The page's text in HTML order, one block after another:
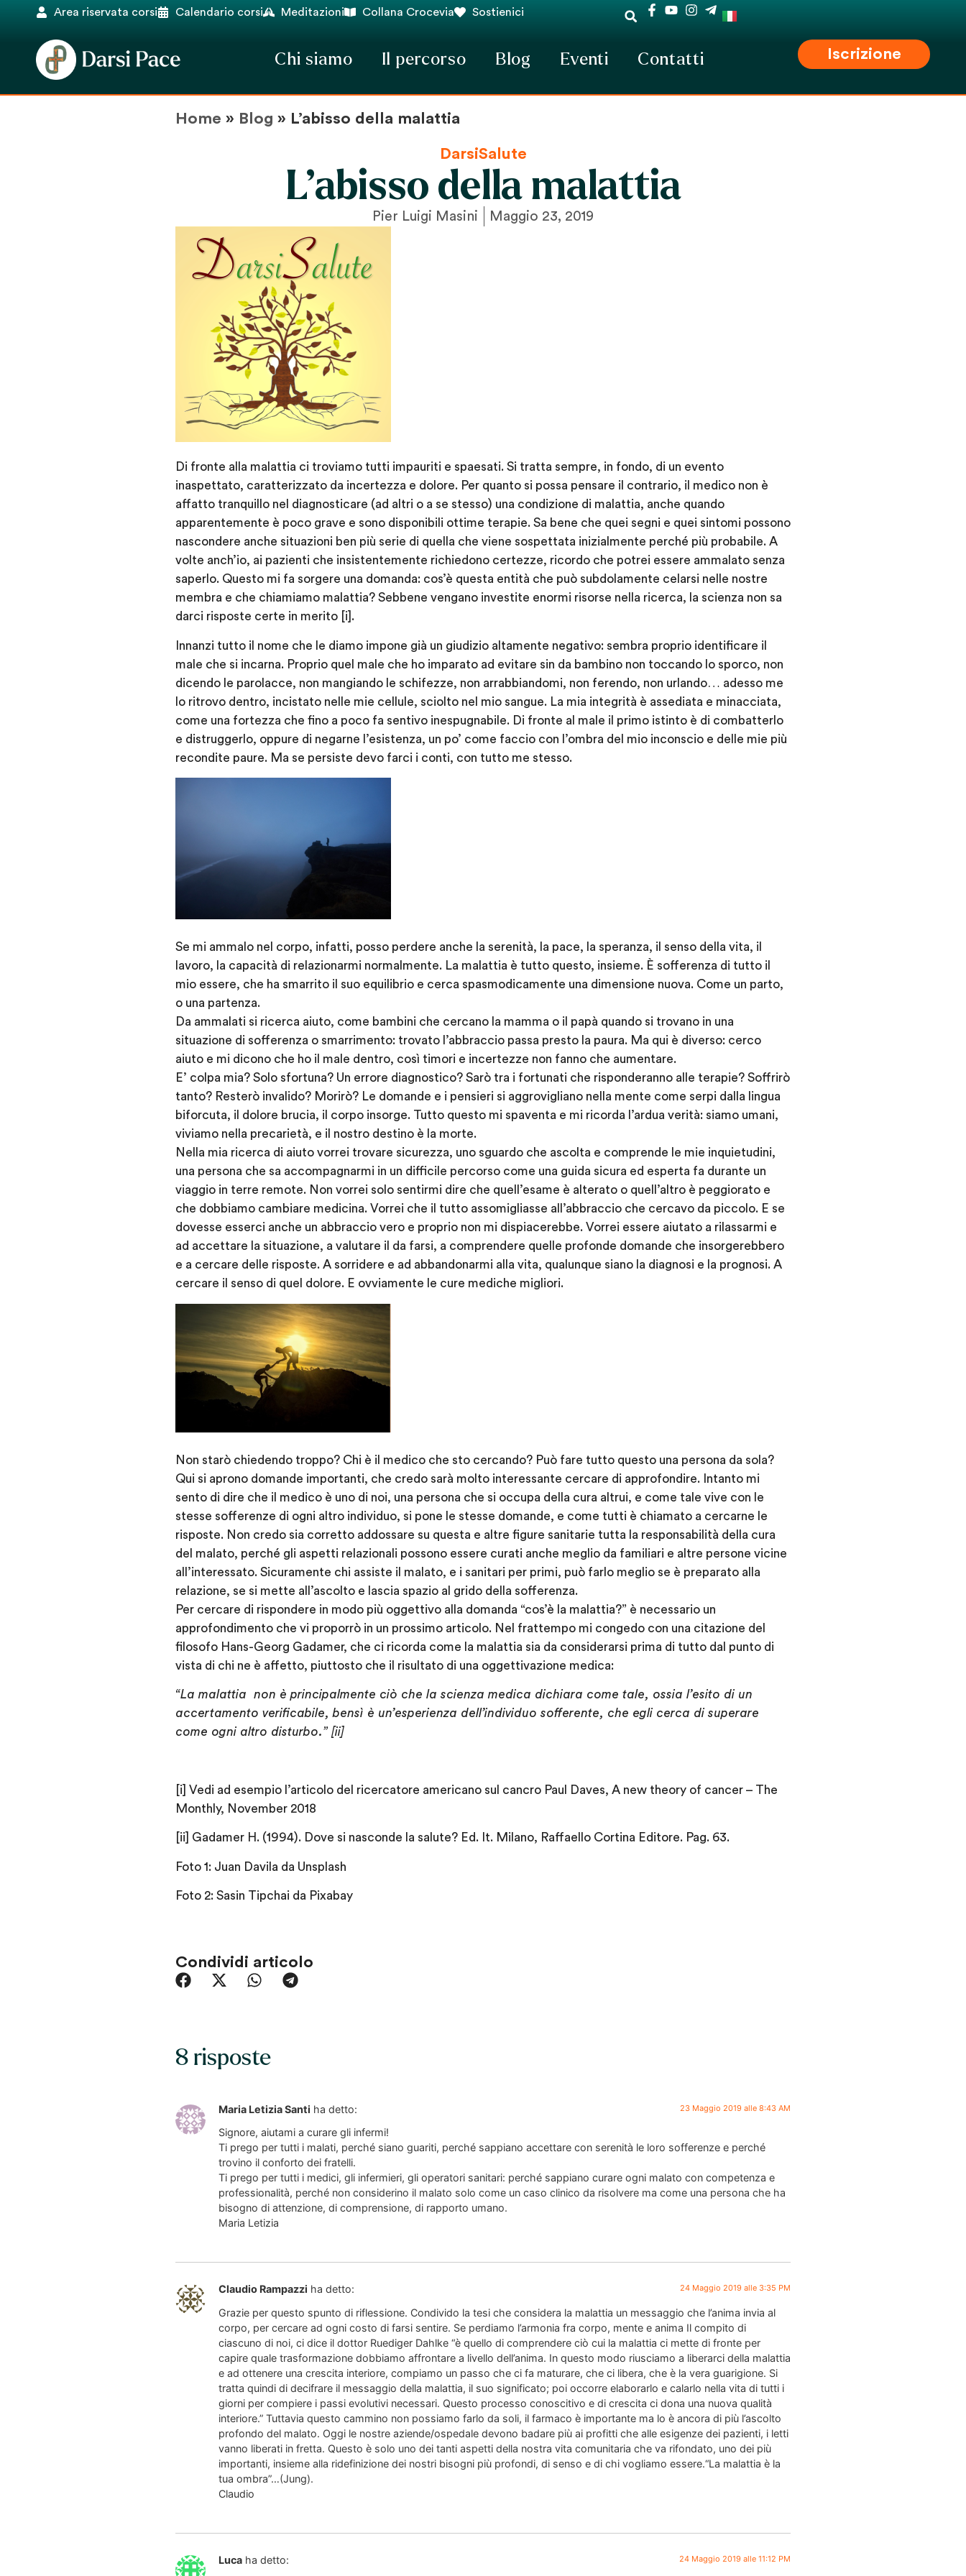
Area riservata corsi Calendario corsi Meditazioni Collana Crocevia Sostienici
Chi siamo Il percorso Blog Eventi Contatti Iscrizione
Home » Blog » L’abisso della malattia
DarsiSalute
L’abisso della malattia
Pier Luigi Masini Maggio 23, 2019
Di fronte alla malattia ci troviamo tutti impauriti e spaesati. Si tratta sempre, in fondo, di un evento
inaspettato, caratterizzato da incertezza e dolore. Per quanto si possa pensare il contrario, il medico non è
affatto tranquillo nel diagnosticare (ad altri o a se stesso) una condizione di malattia, anche quando
apparentemente è poco grave e sono disponibili ottime terapie. Sa bene che quei segni e quei sintomi possono
nascondere anche situazioni ben più serie di quella che viene sospettata inizialmente perché più probabile. A
volte anch’io, ai pazienti che insistentemente richiedono certezze, ricordo che potrei essere ammalato senza
saperlo. Questo mi fa sorgere una domanda: cos’è questa entità che può subdolamente celarsi nelle nostre
membra e che chiamiamo malattia? Sebbene vengano investite enormi risorse nella ricerca, la scienza non sa
darci risposte certe in merito [i].
Innanzi tutto il nome che le diamo impone già un giudizio altamente negativo: sembra proprio identificare il
male che si incarna. Proprio quel male che ho imparato ad evitare sin da bambino non toccando lo sporco, non
dicendo le parolacce, non mangiando le schifezze, non arrabbiandomi, non ferendo, non urlando… adesso me
lo ritrovo dentro, incistato nelle mie cellule, sciolto nel mio sangue. La mia integrità è assediata e minacciata,
come una fortezza che fino a poco fa sentivo inespugnabile. Di fronte al male il primo istinto è di combatterlo
e distruggerlo, oppure di negarne l’esistenza, un po’ come faccio con l’ombra del mio inconscio e delle mie più
recondite paure. Ma se persiste devo farci i conti, con tutto me stesso.
Se mi ammalo nel corpo, infatti, posso perdere anche la serenità, la pace, la speranza, il senso della vita, il
lavoro, la capacità di relazionarmi normalmente. La malattia è tutto questo, insieme. È sofferenza di tutto il
mio essere, che ha smarrito il suo equilibrio e cerca spasmodicamente una dimensione nuova. Come un parto,
o una partenza.
Da ammalati si ricerca aiuto, come bambini che cercano la mamma o il papà quando si trovano in una
situazione di sofferenza o smarrimento: trovato l’abbraccio passa presto la paura. Ma qui è diverso: cerco
aiuto e mi dicono che ho il male dentro, così timori e incertezze non fanno che aumentare.
E’ colpa mia? Solo sfortuna? Un errore diagnostico? Sarò tra i fortunati che risponderanno alle terapie? Soffrirò
tanto? Resterò invalido? Morirò? Le domande e i pensieri si aggrovigliano nella mente come serpi dalla lingua
biforcuta, il dolore brucia, il corpo insorge. Tutto questo mi spaventa e mi ricorda l’ardua verità: siamo umani,
viviamo nella precarietà, e il nostro destino è la morte.
Nella mia ricerca di aiuto vorrei trovare sicurezza, uno sguardo che ascolta e comprende le mie inquietudini,
una persona che sa accompagnarmi in un difficile percorso come una guida sicura ed esperta fa durante un
viaggio in terre remote. Non vorrei solo sentirmi dire che quell’esame è alterato o quell’altro è peggiorato e
che dobbiamo cambiare medicina. Vorrei che il tutto assomigliasse all’abbraccio che cercavo da piccolo. E se
dovesse esserci anche un abbraccio vero e proprio non mi dispiacerebbe. Vorrei essere aiutato a rilassarmi e
ad accettare la situazione, a valutare il da farsi, a comprendere quelle profonde domande che insorgerebbero
e a cercare delle risposte. A sorridere e ad abbandonarmi alla vita, qualunque siano la diagnosi e la prognosi. A
cercare il senso di quel dolore. E ovviamente le cure mediche migliori.
Non starò chiedendo troppo? Chi è il medico che sto cercando? Può fare tutto questo una persona da sola?
Qui si aprono domande importanti, che credo sarà molto interessante cercare di approfondire. Intanto mi
sento di dire che il medico è uno di noi, una persona che si occupa della cura altrui, e come tale vive con le
stesse sofferenze di ogni altro individuo, si pone le stesse domande, e come tutti è chiamato a cercarne le
risposte. Non credo sia corretto addossare su questa e altre figure sanitarie tutta la responsabilità della cura
del malato, perché gli aspetti relazionali possono essere curati anche meglio da familiari e altre persone vicine
all’interessato. Sicuramente chi assiste il malato, e i sanitari per primi, può farlo meglio se è preparato alla
relazione, se si mette all’ascolto e lascia spazio al grido della sofferenza.
Per cercare di rispondere in modo più oggettivo alla domanda “cos’è la malattia?” è necessario un
approfondimento che vi proporrò in un prossimo articolo. Nel frattempo mi congedo con una citazione del
filosofo Hans-Georg Gadamer, che ci ricorda come la malattia sia da considerarsi prima di tutto dal punto di
vista di chi ne è affetto, piuttosto che il risultato di una oggettivazione medica:
“La malattia non è principalmente ciò che la scienza medica dichiara come tale, ossia l’esito di un
accertamento verificabile, bensì è un’esperienza dell’individuo sofferente, che egli cerca di superare
come ogni altro disturbo.” [ii]
[i] Vedi ad esempio l’articolo del ricercatore americano sul cancro Paul Daves, A new theory of cancer – The
Monthly, November 2018
[ii] Gadamer H. (1994). Dove si nasconde la salute? Ed. It. Milano, Raffaello Cortina Editore. Pag. 63.
Foto 1: Juan Davila da Unsplash
Foto 2: Sasin Tipchai da Pixabay
Condividi articolo
8 risposte
Maria Letizia Santi ha detto: 23 Maggio 2019 alle 8:43 AM
Signore, aiutami a curare gli infermi!
Ti prego per tutti i malati, perché siano guariti, perché sappiano accettare con serenità le loro sofferenze e perché
trovino il conforto dei fratelli.
Ti prego per tutti i medici, gli infermieri, gli operatori sanitari: perché sappiano curare ogni malato con competenza e
professionalità, perché non considerino il malato solo come un caso clinico da risolvere ma come una persona che ha
bisogno di attenzione, di comprensione, di rapporto umano.
Maria Letizia
Claudio Rampazzi ha detto: 24 Maggio 2019 alle 3:35 PM
Grazie per questo spunto di riflessione. Condivido la tesi che considera la malattia un messaggio che l’anima invia al
corpo, per cercare ad ogni costo di farsi sentire. Se perdiamo l’armonia fra corpo, mente e anima Il compito di
ciascuno di noi, ci dice il dottor Ruediger Dahlke “è quello di comprendere ciò cui la malattia ci mette di fronte per
capire quale trasformazione dobbiamo affrontare a livello dell’anima. In questo modo riusciamo a liberarci della malattia
e ad ottenere una crescita interiore, compiamo un passo che ci fa maturare, che ci libera, che è la vera guarigione. Si
tratta quindi di decifrare il messaggio della malattia, il suo significato; poi occorre elaborarlo e calarlo nella vita di tutti i
giorni per compiere i passi evolutivi necessari. Questo processo conoscitivo e di crescita ci dona una nuova qualità
interiore.” Tuttavia questo cammino non possiamo farlo da soli, il farmaco è importante ma lo è ancora di più l’ascolto
profondo del malato. Oggi le nostre aziende/ospedale devono badare più ai profitti che alle esigenze dei pazienti, i letti
vanno liberati in fretta. Questo è solo uno dei tanti aspetti della nostra vita comunitaria che va rifondato, uno dei più
importanti, insieme alla ridefinizione dei nostri bisogni più profondi, di senso e di chi vogliamo essere.“La malattia è la
tua ombra”…(Jung).
Claudio
Luca ha detto: 24 Maggio 2019 alle 11:12 PM